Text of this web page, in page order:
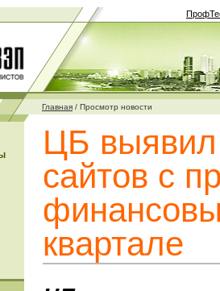
Главная / Просмотр новости
ЦБ
сайтов с
квартале